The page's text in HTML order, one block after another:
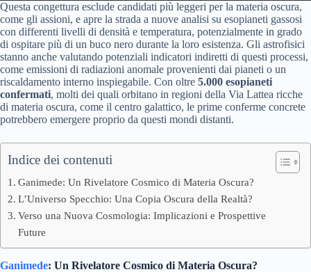
Questa congettura esclude candidati più leggeri per la materia oscura,
come gli assioni, e apre la strada a nuove analisi su esopianeti gassosi
con differenti livelli di densità e temperatura, potenzialmente in grado
di ospitare più di un buco nero durante la loro esistenza. Gli astrofisici
stanno anche valutando potenziali indicatori indiretti di questi processi,
come emissioni di radiazioni anomale provenienti dai pianeti o un
riscaldamento interno inspiegabile. Con oltre 5.000 esopianeti
confermati, molti dei quali orbitano in regioni della Via Lattea ricche
di materia oscura, come il centro galattico, le prime conferme concrete
potrebbero emergere proprio da questi mondi distanti.
Indice dei contenuti
Ganimede: Un Rivelatore Cosmico di Materia Oscura?
L’Universo Specchio: Una Copia Oscura della Realtà?
Verso una Nuova Cosmologia: Implicazioni e Prospettive
Future
Ganimede: Un Rivelatore Cosmico di Materia Oscura?